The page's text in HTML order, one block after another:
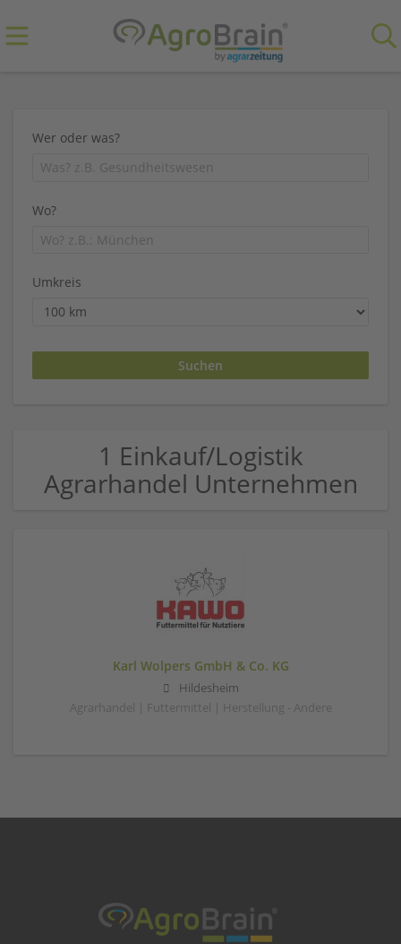
Wer oder was?
Wo?
Umkreis
1 Einkauf/Logistik
Agrarhandel Unternehmen
Karl Wolpers GmbH & Co. KG
Hildesheim
Agrarhandel | Futtermittel | Herstellung - Andere